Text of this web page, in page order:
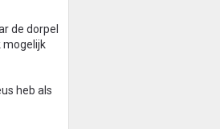
de dorpel
mogelijk
heb als